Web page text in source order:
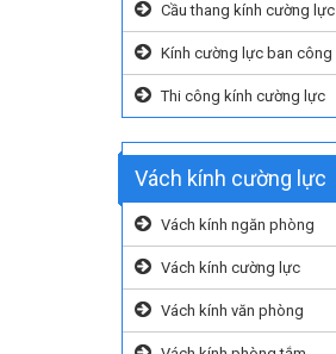
Cầu thang kính cường lực
Kính cường lực ban công
Thi công kính cường lực
Vách kính cường lực
Vách kính ngăn phòng
Vách kính cường lực
Vách kính văn phòng